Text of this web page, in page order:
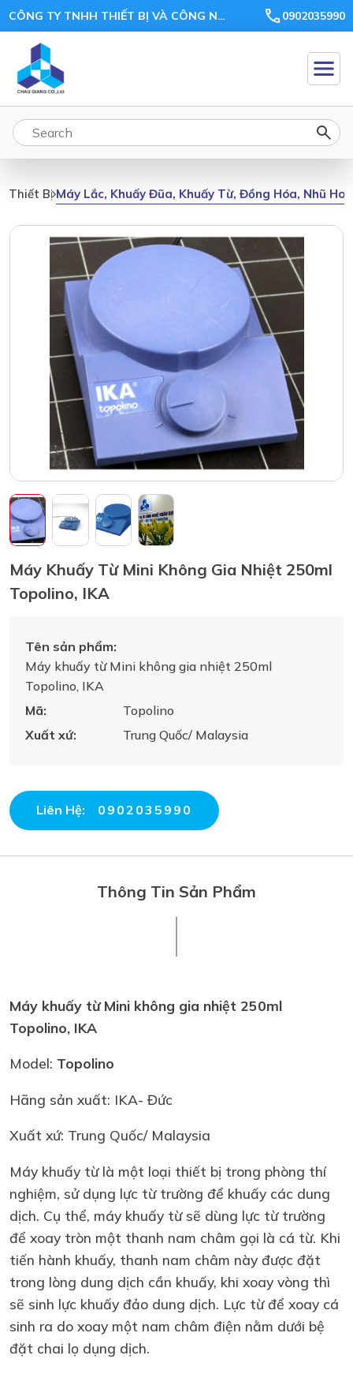
CÔNG TY TNHH THIẾT BỊ VÀ CÔNG NGHỆ CHÂU GIANG 0902035990
Thiết BịMáy Lắc, Khuấy Đũa, Khuấy Từ, Đồng Hóa, Nhũ Hoá
Máy Khuấy Từ Mini Không Gia Nhiệt 250ml
Topolino, IKA
Tên sản phẩm:
Máy khuấy từ Mini không gia nhiệt 250ml
Topolino, IKA
Mã:
Topolino
Xuất xứ:
Trung Quốc/ Malaysia
Liên Hệ: 0902035990
Thông Tin Sản Phẩm
Máy khuấy từ Mini không gia nhiệt 250ml
Topolino, IKA
Model: Topolino
Hãng sản xuất: IKA- Đức
Xuất xứ: Trung Quốc/ Malaysia
Máy khuấy từ là một loại thiết bị trong phòng thí
nghiệm, sử dụng lực từ trường để khuấy các dung
dịch. Cụ thể, máy khuấy từ sẽ dùng lực từ trường
để xoay tròn một thanh nam châm gọi là cá từ. Khi
tiến hành khuấy, thanh nam châm này được đặt
trong lòng dung dịch cần khuấy, khi xoay vòng thì
sẽ sinh lực khuấy đảo dung dịch. Lực từ để xoay cá
sinh ra do xoay một nam châm điện nằm dưới bệ
đặt chai lọ dụng dịch.